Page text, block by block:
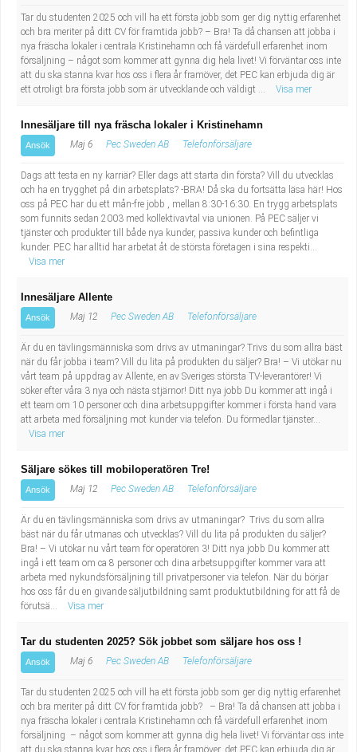
Tar du studenten 2025 och vill ha ett första jobb som ger dig nyttig erfarenhet
och bra meriter på ditt CV för framtida jobb? – Bra! Ta då chansen att jobba i
nya fräscha lokaler i centrala Kristinehamn och få värdefull erfarenhet inom
försäljning – något som kommer att gynna dig hela livet! Vi förväntar oss inte
att du ska stanna kvar hos oss i flera år framöver, det PEC kan erbjuda dig är
ett otroligt bra första jobb som är utvecklande och väldigt ...
Visa mer
Innesäljare till nya fräscha lokaler i Kristinehamn
Ansök Maj 6 Pec Sweden AB Telefonförsäljare
Dags att testa en ny karriär? Eller dags att starta din första? Vill du utvecklas
och ha en trygghet på din arbetsplats? -BRA! Då ska du fortsätta läsa här! Hos
oss på PEC har du ett mån-fre jobb , mellan 8:30-16:30. En trygg arbetsplats
som funnits sedan 2003 med kollektivavtal via unionen. På PEC säljer vi
tjänster och produkter till både nya kunder, passiva kunder och befintliga
kunder. PEC har alltid har arbetat åt de största företagen i sina respekti...
Visa mer
Innesäljare Allente
Ansök Maj 12 Pec Sweden AB Telefonförsäljare
Är du en tävlingsmänniska som drivs av utmaningar? Trivs du som allra bäst
när du får jobba i team? Vill du lita på produkten du säljer? Bra! – Vi utökar nu
vårt team på uppdrag av Allente, en av Sveriges största TV-leverantörer! Vi
söker efter våra 3 nya och nästa stjärnor! Ditt nya jobb Du kommer att ingå i
ett team om 10 personer och dina arbetsuppgifter kommer i första hand vara
att arbeta med försäljning mot kunder via telefon. Du förmedlar tjänster...
Visa mer
Säljare sökes till mobiloperatören Tre!
Ansök Maj 12 Pec Sweden AB Telefonförsäljare
Är du en tävlingsmänniska som drivs av utmaningar? Trivs du som allra
bäst när du får utmanas och utvecklas? Vill du lita på produkten du säljer?
Bra! – Vi utökar nu vårt team för operatören 3! Ditt nya jobb Du kommer att
ingå i ett team om ca 8 personer och dina arbetsuppgifter kommer vara att
arbeta med nykundsförsäljning till privatpersoner via telefon. När du börjar
hos oss får du en givande säljutbildning samt produktutbildning för att få de
förutsä...
Visa mer
Tar du studenten 2025? Sök jobbet som säljare hos oss !
Ansök Maj 6 Pec Sweden AB Telefonförsäljare
Tar du studenten 2025 och vill ha ett första jobb som ger dig nyttig erfarenhet
och bra meriter på ditt CV för framtida jobb? – Bra! Ta då chansen att jobba i
nya fräscha lokaler i centrala Kristinehamn och få värdefull erfarenhet inom
försäljning – något som kommer att gynna dig hela livet! Vi förväntar oss inte
att du ska stanna kvar hos oss i flera år framöver, det PEC kan erbjuda dig är